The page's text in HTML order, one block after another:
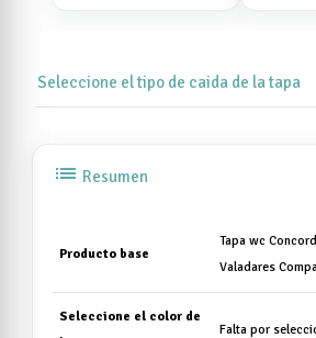
Seleccione el tipo de caida de la tapa
list Resumen
Producto base
Tapa wc
Valadares
Seleccione el color de
Falta por